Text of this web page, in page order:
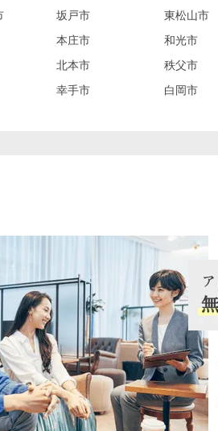
坂戸市 東松山市
本庄市 和光市
北本市 秩父市
幸手市 白岡市